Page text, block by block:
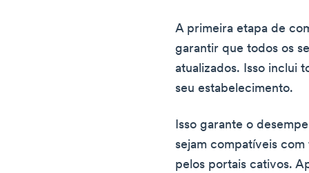
A primeira etapa de
garantir que todos os
atualizados. Isso inclui
seu estabelecimento.
Isso garante o
sejam compatíveis
pelos portais cativos.